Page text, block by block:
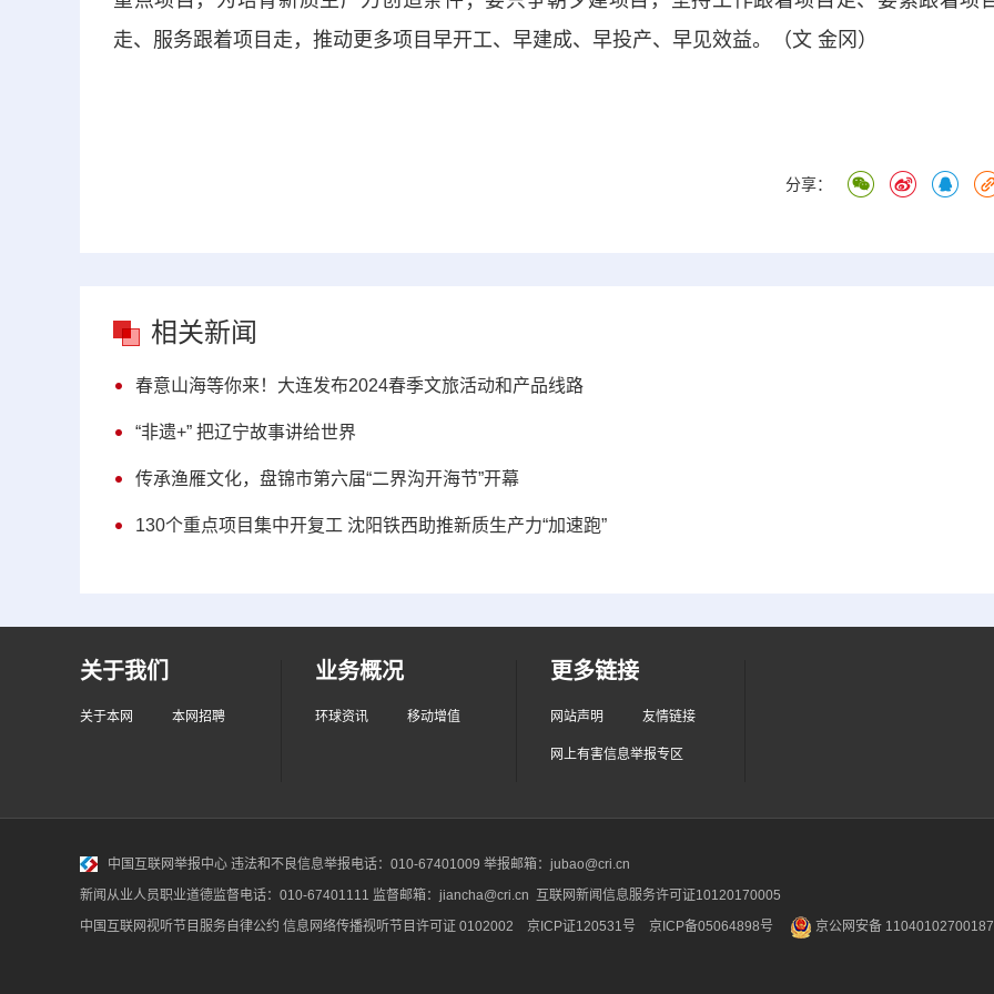
走、服务跟着项目走，推动更多项目早开工、早建成、早投产、早见效益。（文 金冈）
分享：
相关新闻
春意山海等你来！大连发布2024春季文旅活动和产品线路
“非遗+” 把辽宁故事讲给世界
传承渔雁文化，盘锦市第六届“二界沟开海节”开幕
130个重点项目集中开复工 沈阳铁西助推新质生产力“加速跑”
关于我们
关于本网 本网招聘
业务概况
环球资讯 移动增值
更多链接
网站声明 友情链接
网上有害信息举报专区
中国互联网举报中心 违法和不良信息举报电话：010-67401009 举报邮箱：jubao@cri.cn
新闻从业人员职业道德监督电话：010-67401111 监督邮箱：jiancha@cri.cn 互联网新闻信息服务许可证10120170005
中国互联网视听节目服务自律公约 信息网络传播视听节目许可证 0102002 京ICP证120531号 京ICP备05064898号 京公网安备